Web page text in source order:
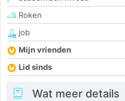
Roken
job
Mijn vrienden
Lid sinds
Wat meer details